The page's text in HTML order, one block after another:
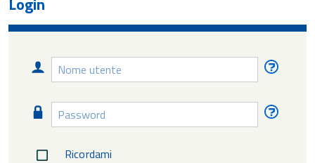
Nome
utente
Password
Ricordami